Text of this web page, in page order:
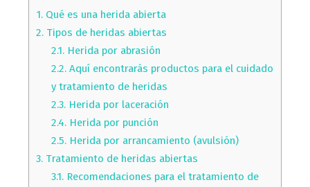
1.Qué es una herida abierta
2.Tipos de heridas abiertas
2.1. Herida por abrasión
2.2. Aquí encontrarás productos para el cuidado
y tratamiento de heridas
2.3. Herida por laceración
2.4. Herida por punción
2.5. Herida por arrancamiento (avulsión)
3.Tratamiento de heridas abiertas
3.1. Recomendaciones para el tratamiento de